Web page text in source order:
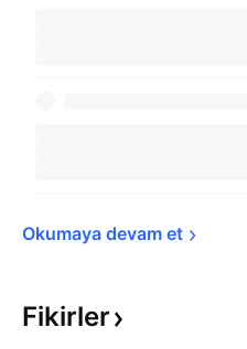
Okumaya devam et
Fikirler